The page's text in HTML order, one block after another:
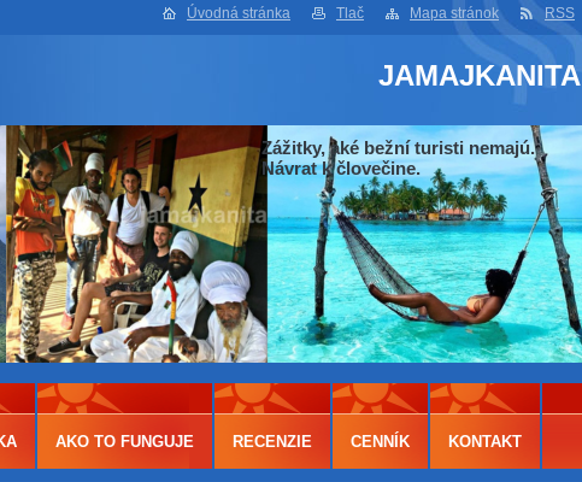
Úvodná stránka Tlač Mapa stránok RSS
JAMAJKANITA
Zážitky, aké bežní turisti nemajú.
Návrat k človečine.
AKO TO FUNGUJE RECENZIE CENNÍK KONTAKT